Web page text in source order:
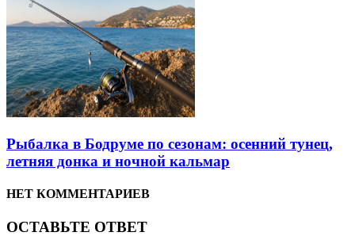
Рыбалка в Бодруме по сезонам: осенний тунец,
летняя донка и ночной кальмар
НЕТ КОММЕНТАРИЕВ
ОСТАВЬТЕ ОТВЕТ